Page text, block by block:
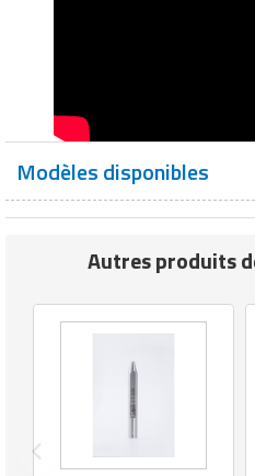
Modèles disponibles
Autres produits